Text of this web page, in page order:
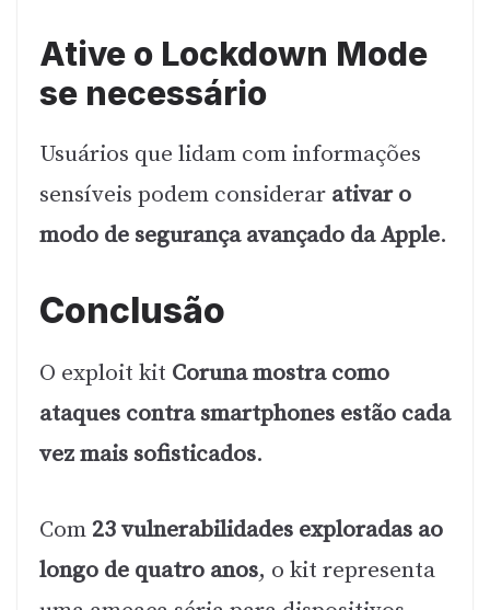
Ative o Lockdown Mode
se necessário
Usuários que lidam com informações
sensíveis podem considerar ativar o
modo de segurança avançado da Apple.
Conclusão
O exploit kit Coruna mostra como
ataques contra smartphones estão cada
vez mais sofisticados.
Com23 vulnerabilidades exploradas ao
longo de quatro anos, o kit representa